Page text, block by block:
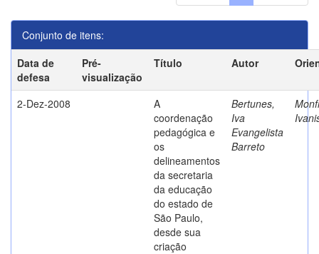
Conjunto de itens:
Data de
defesa
Pré-
visualização
Título Autor
2-Dez-2008
A
coordenação
pedagógica e
os
delineamentos
da secretaria
da educação
do estado de
São Paulo,
desde sua
criação
Bertunes,
Iva
Evangelista
Barreto